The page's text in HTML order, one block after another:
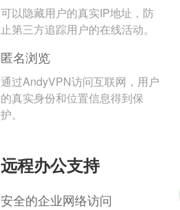
可以隐藏用户的真实IP地址，防
止第三方追踪用户的在线活动。
匿名浏览
通过AndyVPN访问互联网，用户
的真实身份和位置信息得到保
护。
远程办公支持
安全的企业网络访问